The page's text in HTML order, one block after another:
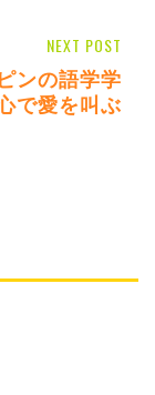
NEXT POST
ンの語学学
で愛を叫ぶ